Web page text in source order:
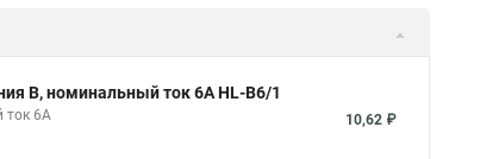
B, номинальный ток 6А HL-B6/1
ток 6А 10,62 ₽